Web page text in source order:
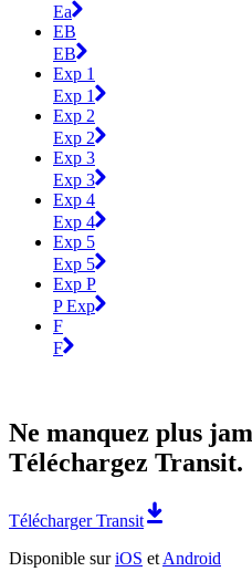
Ea
EB
EB
Exp 1
Exp 1
Exp 2
Exp 2
Exp 3
Exp 3
Exp 4
Exp 4
Exp 5
Exp 5
Exp P
P Exp
F
F
Ne manquez plus
Téléchargez Transit.
Télécharger Transit
Disponible suriOS et Android